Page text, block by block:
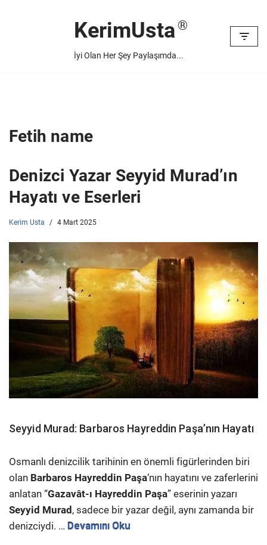
KerimUsta
İyi Olan Her Şey Paylaşımda...
Fetih name
Denizci Yazar Seyyid Murad’ın
Hayatı ve Eserleri
Kerim Usta 4 Mart 2025
Seyyid Murad: Barbaros Hayreddin Paşa’nın Hayatı
Osmanlı denizcilik tarihinin en önemli figürlerinden biri
olan Barbaros Hayreddin Paşa‘nın hayatını ve zaferlerini
anlatan “Gazavât-ı Hayreddin Paşa” eserinin yazarı
Seyyid Murad, sadece bir yazar değil, aynı zamanda bir
denizciydi. … Devamını Oku